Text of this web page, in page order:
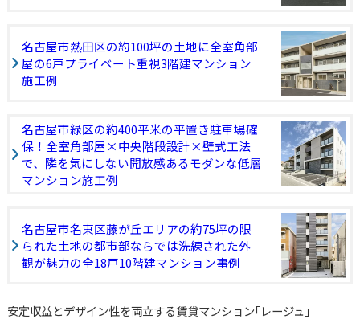
名古屋市熱田区の約100坪の土地に全室角部
屋の6戸プライベート重視3階建マンション
施工例
名古屋市緑区の約400平米の平置き駐車場確
保！全室角部屋×中央階段設計×壁式工法
で、隣を気にしない開放感あるモダンな低層
マンション施工例
名古屋市名東区藤が丘エリアの約75坪の限
られた土地の都市部ならでは洗練された外
観が魅力の全18戸10階建マンション事例
安定収益とデザイン性を両立する賃貸マンション｢レージュ｣